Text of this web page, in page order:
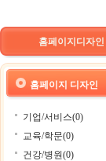
홈페이지디자인
홈페이지 디자인
기업/서비스(0)
교육/학문(0)
건강/병원(0)